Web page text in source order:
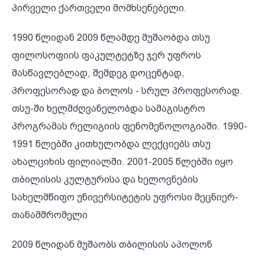
პირველი ქართველი მომხსენებელი.
1990 წლიდან 2009 წლამდე მუშაობდა თსუ
ფილოსოფიის ფაკულტეტზე ჯერ უფროს
მასწავლებლად, შემდეგ დოცენტად,
პროფესორად და ბოლოს - სრულ პროფესორად.
თსუ-ში ხელმძღვანელობდა სამაგისტრო
პროგრამას რელიგიის ფენომენოლოგიაში. 1990-
1991 წლებში კითხულობდა ლექციებს თსუ
ახალციხის ფილიალში. 2001-2005 წლებში იყო
თბილისის კულტურისა და ხელოვნების
სახელმწიფო უნივერსიტეტის უფროსი მეცნიერ-
თანამშრომელი
2009 წლიდან მუშაობს თბილისის აპოლონ